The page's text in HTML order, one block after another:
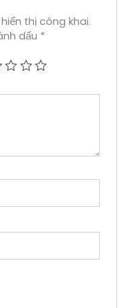
thị công khai.
dấu *